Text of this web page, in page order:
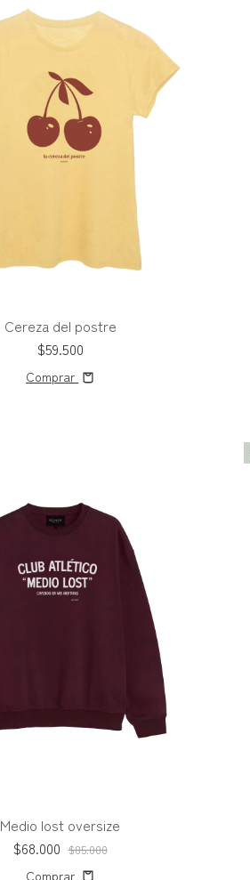
Cereza del postre
$59.500
Comprar
Medio lost oversize
$68.000 $85.000
Comprar